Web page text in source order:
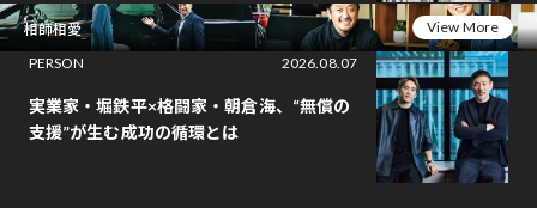
相師相愛
View More
PERSON
2026.08.07
実業家・堀鉄平×格闘家・朝倉海、“無償の
支援”が生む成功の循環とは